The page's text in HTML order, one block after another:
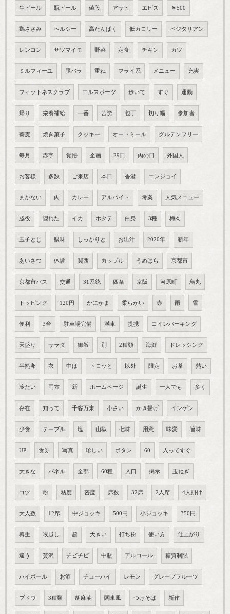
生ビール 瓶ビール 値段 アサヒ エビス ￥500
鶏ささみ ヘルシー 高たんぱく 低カロリー ベジタリアン
レンコン サツマイモ 野菜 定食 チキン カツ
ミルフィーユ 豚バラ 重ね フライ系 メニュー 充実
フィットネスクラブ エルスポーツ 歩いて すぐ 運動
帰り 栄養補給 一番 苦労 包丁 切り幅 参加者
蕎麦 焼き菓子 クッキー オートミール グルテンフリー
毎月 赤字 覚悟 企画 29日 肉の日 外国人
お客様 多数 ご来店 本日 香港 エンジョイ
まかない 肉 カレー アルバイト 考案 人気メニュー
脇役 隠れた イカ ホタテ 白身 3種 梅肉
玉子とじ 酸味 しっかりと お出汁 2020年 新年
あいさつ 体験 関西 カップル うめはら 京都市
京都市バス 交通 31系統 四条 京阪 河原町 烏丸
トッピング 120円 かにかま 柔らかい 赤 雨 雪
便利 3台 駐車場完備 満車 提携 コインパーキング
天盛り サラダ 御飯 別 2種類 海鮮 ドレッシング
半熟卵 衣 中は トロッと 以外 限定 お茶 熱い
冷たい 両方 新 ホームページ 誕生 一人でも 多く
存在 知って 千客万来 小さい かき揚げ インゲン
少食 テーブル 塩 山椒 七味 用意 味変 旨味
UP 食券 写真 珍しい ボタン 60 入ってすぐ
大きな パネル 全部 60種 入口 掲示 玉ねぎ
コツ 粉 粘度 密度 席数 32席 2人席 4人掛け
大人数 12席 中ジョッキ 500円 小ジョッキ 350円
樽生 喉越し 超 大きい 打ち粉 使い方 仕上がり
違う 贅沢 チビチビ 中瓶 アルコール 糖質制限
ハイボール お酒 チューハイ レモン グレープフルーツ
ブドウ 3種類 胡麻油 関東風 つけそば 新作